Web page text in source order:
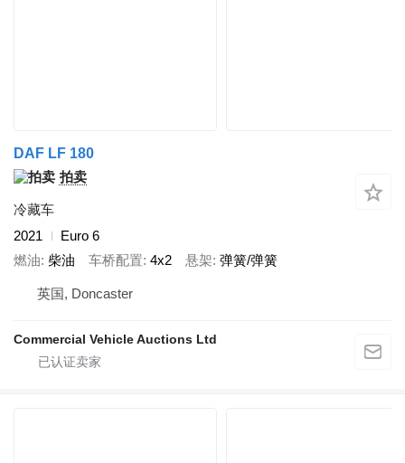
DAF LF 180
拍卖
冷藏车
2021
Euro 6
燃油 柴油 车桥配置 4x2 悬架 弹簧/弹簧
英国, Doncaster
Commercial Vehicle Auctions Ltd